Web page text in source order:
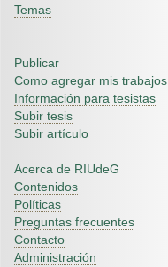
Temas
Publicar
Como agregar mis trabajos
Información para tesistas
Subir tesis
Subir artículo
Acerca de RIUdeG
Contenidos
Políticas
Preguntas frecuentes
Contacto
Administración